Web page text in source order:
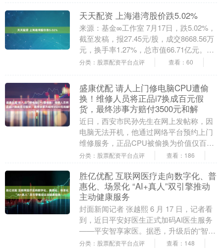
天天配资 上海港湾股价跌5.02%
来源：基金∞工作室 7月17日，跌5.02%，
截至发稿，报27.45元/股，成交8668.56万
元，换手率1.27%，总市值66.71亿元。上
海港湾股价已经连续....
分类：股票配资平台点评 查看：60
盛康优配 请人上门修电脑CPU遭偷
换！维修人员将正品i7换成百元假
货，最终涉事方赔付3500元和解
近日，西安市民孙先生在网上发帖称，因
电脑无法开机，他通过网络平台预约上门
维修服务，正品CPU被偷换为价值仅百余
元的假冒产品。最终经民警调解，涉事方
分类：股票配资平台点评 查看：186
胜亿优配 互联网医疗走向数字化、普
惠化、场景化 “AI+真人”双引擎推动
主动健康服务
封面新闻记者 张越熙 6 月 17 日，记者看
到，近日平安好医生正式加码AI医生服务
——平安智享家医。据悉，升级后的“智享
家医”以平安医博通大模型为核心技术支
分类：股票配资平台点评 查看：148